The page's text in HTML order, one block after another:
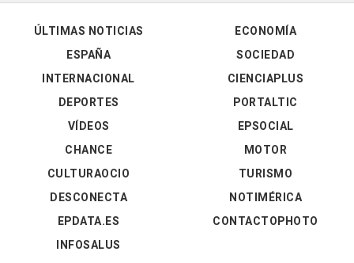
ÚLTIMAS NOTICIAS
ESPAÑA
INTERNACIONAL
DEPORTES
VÍDEOS
ECONOMÍA
SOCIEDAD
CIENCIAPLUS
PORTALTIC
EPSOCIAL
CHANCE
CULTURAOCIO
DESCONECTA
EPDATA.ES
INFOSALUS
MOTOR
TURISMO
NOTIMÉRICA
CONTACTOPHOTO